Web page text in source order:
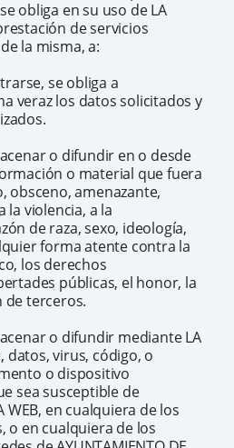
obliga en su uso de LA
de servicios
la misma, a:
se obliga a
veraz los datos solicitados y
o difundir en o desde
o material que fuera
obsceno, amenazante,
la violencia, a la
de raza, sexo, ideología,
forma atente contra la
los derechos
públicas, el honor, la
de terceros.
o difundir mediante LA
datos, virus, código, o
o dispositivo
sea susceptible de
en cualquiera de los
o en cualquiera de los